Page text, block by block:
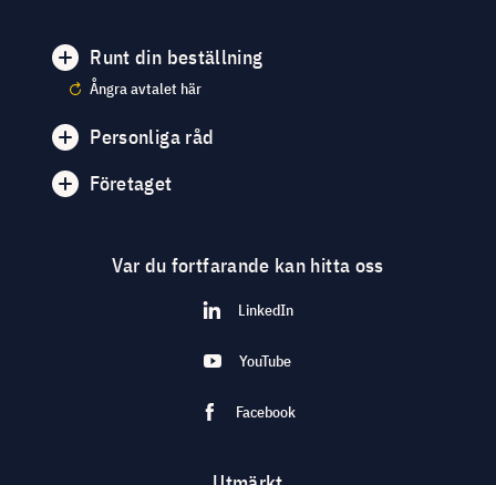
Runt din beställning
Ångra avtalet här
Personliga råd
Företaget
Var du fortfarande kan hitta oss
LinkedIn
YouTube
Facebook